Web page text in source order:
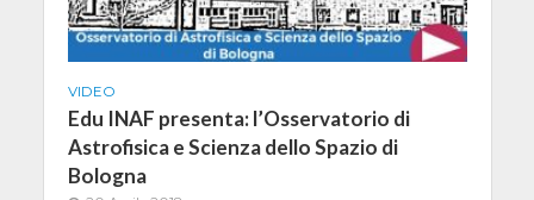
VIDEO
Edu INAF presenta: l’Osservatorio di
Astrofisica e Scienza dello Spazio di
Bologna